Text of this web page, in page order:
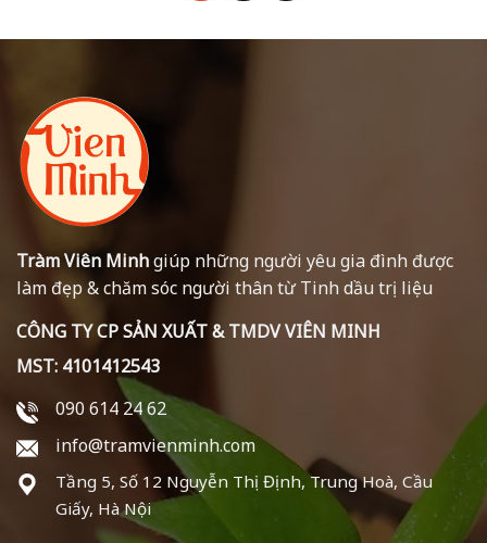
Tràm Viên Minhgiúp những người yêu gia đình được
làm đẹp & chăm sóc người thân từ Tinh dầu trị liệu
CÔNG TY CP SẢN XUẤT & TMDV VIÊN MINH
MST: 4101412543
090 614 24 62
info@tramvienminh.com
Tầng 5, Số 12 Nguyễn Thị Định, Trung Hoà, Cầu
Giấy, Hà Nội